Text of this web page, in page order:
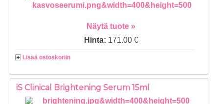
Näytä tuote »
Hinta: 171.00 €
Lisää ostoskoriin
iS Clinical Brightening Serum 15ml